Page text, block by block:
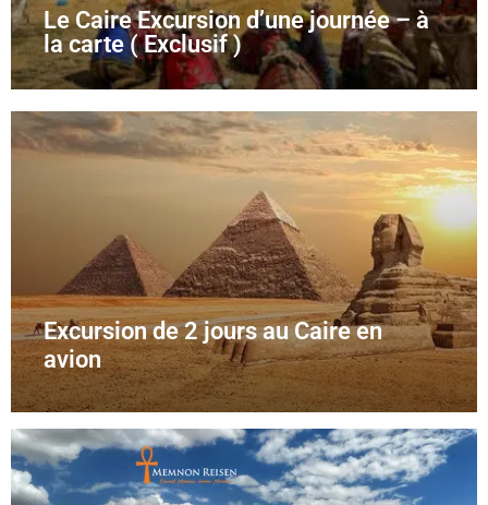
Le Caire Excursion d’une journée – à
la carte ( Exclusif )
Excursion de 2 jours au Caire en
avion